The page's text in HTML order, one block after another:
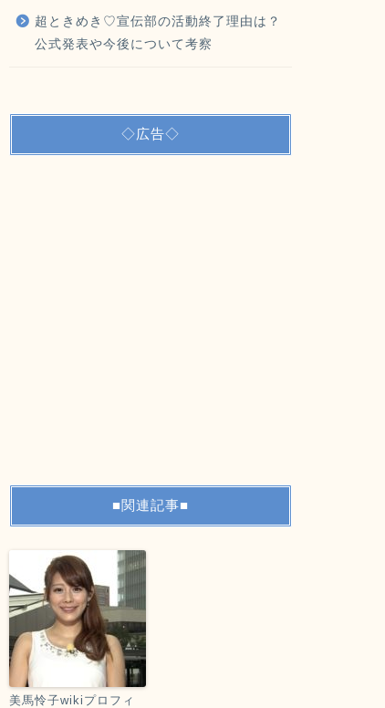
超ときめき♡宣伝部の活動終了理由は？
公式発表や今後について考察
◇広告◇
■関連記事■
美馬怜子wikiプロフィ